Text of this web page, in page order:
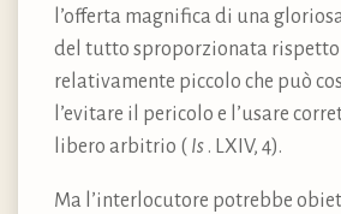
l’offerta magnifica di una
del tutto sproporzionata rispetto
relativamente piccolo che può
l’evitare il pericolo e l’usare
libero arbitrio ( Is . LXIV, 4).
Ma l’interlocutore potrebbe